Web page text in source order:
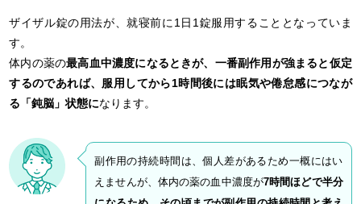
ザイザル錠の用法が、就寝前に1日1錠服用することとなっていま
す。
体内の薬の最高血中濃度になるときが、一番副作用が強まると仮定
するのであれば、服用してから1時間後には眠気や倦怠感につなが
る「鈍脳」状態になります。
副作用の持続時間は、個人差があるため一概にはい
えませんが、体内の薬の血中濃度が7時間ほどで半分